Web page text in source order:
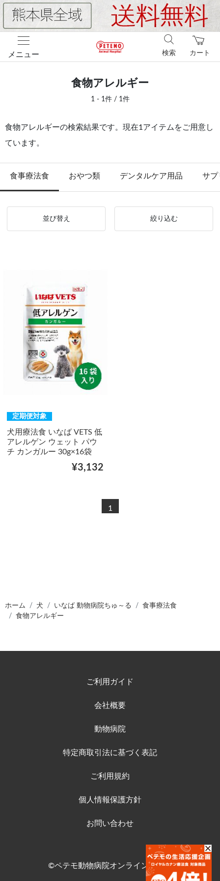
メニュー カート
検索
食物アレルギー
1 - 1件 / 1件
食物アレルギーの検索結果です。現在1アイテムをご用意し
ています。
食事療法食 おやつ類 デンタルケア用品 サプ
並び替え 絞り込む
定期便対象
犬用療法食 いなば VETS 低
アレルゲン ウェット パウ
チ カンガルー 30g×16袋
¥3,132
1
ホーム 犬 いなば 動物病院ちゅ～る
食事療法食
食物アレルギー
ご利用ガイド
会社概要
動物病院
特定商取引法に基づく表記
ご利用規約
個人情報保護方針
お問い合わせ
©ペテモ動物病院オンラインストア